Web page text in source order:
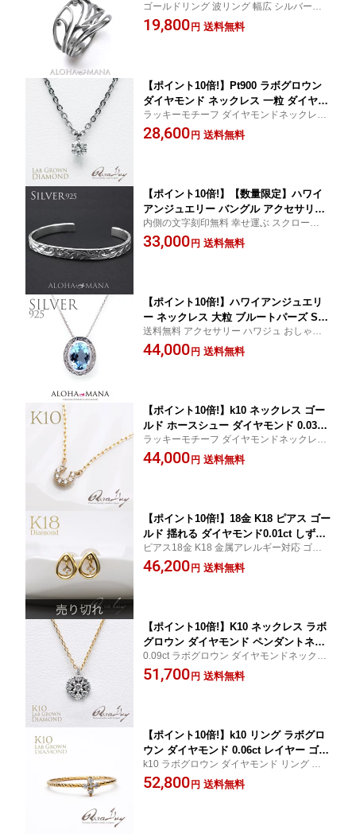
ロール ワイド 指輪 透かし メンズ レデ
ィース 送料無料 アクセサリー 女性 男
ゴールドリング 波リング 幅広 シルバーリ
ング ハワジュ ワイドリング ハワジュ 海 波
のリング 贈り物 ギフト プレゼント
19,800 円 送料無料
【ポイント10倍!】Pt900 ラボグロウン
ダイヤモンド ネックレス 一粒 ダイヤモ
ンド 0.10ct ペンダント ステンレスチェ
ーン アジャスター付き RERALUy レデ
ラッキーモチーフ ダイヤモンドネックレス
10金 レディース 大人 女性 かわいい プレゼ
ント 誕生日 記念日 ラッピング ギフト
28,600 円 送料無料
【ポイント10倍!】【数量限定】ハワイ
アンジュエリー バングル アクセサリー
シルバー レディース 女性 メンズ 男性
フラット トロピカル オープンカフ 6m
内側の文字刻印無料 幸せ運ぶ スクロール
ビーチ リゾート 湘南 サーフィン アクセサ
リー 人気 シルバーバングル ハワジュ 送料
33,000 円 送料無料
【ポイント10倍!】ハワイアンジュエリ
ー ネックレス 大粒 ブルートパーズ SV9
25 オーバル ペンダントトップ 天然石
パワーストーン シルバー apd2178
送料無料 アクセサリー ハワジュ おしゃれ
贈り物 ギフト プレゼント 記念日 誕生日 ユ
ニセックス silver 大きめ ブルートパーズ ペ
44,000 円 送料無料
【ポイント10倍!】k10 ネックレス ゴー
ルド ホースシュー ダイヤモンド 0.03ct
ペンダント RERALUyレディース 女性
馬蹄 華奢 10金 K10 アジャスター イエ
ラッキーモチーフ ダイヤモンドネックレス
10金 レディース 大人 女性 かわいい プレゼ
ント 誕生日 記念日 ラッピング ギフト
44,000 円 送料無料
【ポイント10倍!】18金 K18 ピアス ゴー
ルド 揺れる ダイヤモンド0.01ct しずく
スタッドピアス 地金 アクセサリー レデ
ィース RERALUy シンプル 女性 ジュエ
ピアス18金 K18 金属アレルギー対応 ゴー
ルド 揺れる スタッド ピアス アクセサリー
レディース RERALUy シンプル 女性 ジュエ
46,200 円 送料無料
【ポイント10倍!】K10 ネックレス ラボ
グロウン ダイヤモンド ペンダントネッ
クレス ラボダイヤモンド 0.09ct ペンダ
ント スライドアジャスター付 RERALU
0.09ct ラボグロウン ダイヤモンドネックレ
ス 18金 レディース 大人 女性 プレゼント 誕
生日 記念日 ラッピング ギフト
51,700 円 送料無料
【ポイント10倍!】k10 リング ラボグロ
ウン ダイヤモンド 0.06ct レイヤー ゴー
ルドリング ピンキー (RERALUy)レディ
ース 女性 レイヤード 重ねづけ 華奢 10
k10 ラボグロウン ダイヤモンド リング 重ね
づけ 華奢 ダイヤモンド ゴールド 地金 レ
ディース 大人 女性 かわいい プレゼント 誕
52,800 円 送料無料